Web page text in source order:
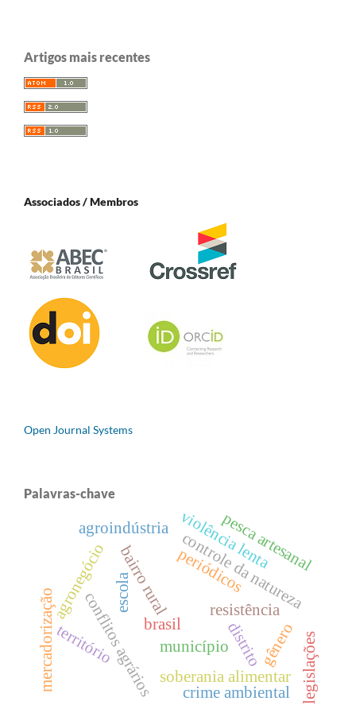
Artigos mais recentes
Associados / Membros
Open Journal Systems
Palavras-chave
municípiodistrito
bairro rural
escola resistência
conflitos agrários
agronegócio
mercadorização
controle da natureza
violência lenta
agroindústria
soberania alimentar
crime ambiental
território gênero
pesca artesanal
periódicos
legislações
brasil